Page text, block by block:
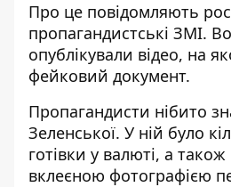
Про це повідомляють
пропагандистські ЗМІ.
опублікували відео, на
фейковий документ.
Пропагандисти нібито
Зеленської. У ній було
готівки у валюті, а
вклеєною фотографією